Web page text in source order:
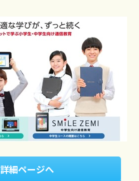
詳細ページへ